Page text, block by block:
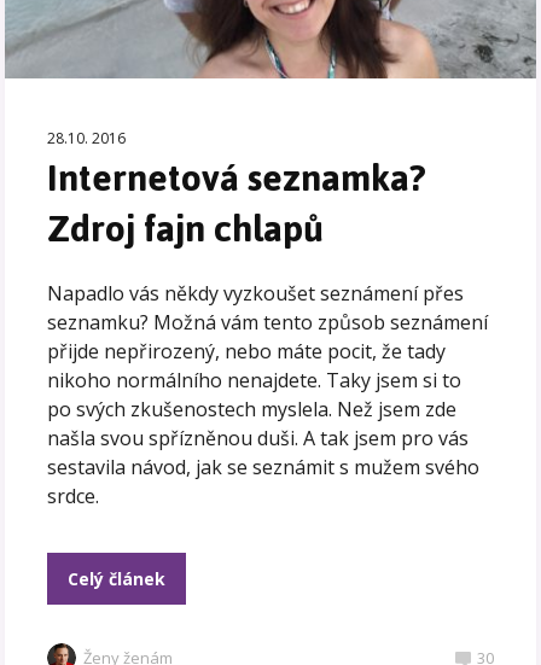
28.10. 2016
Internetová seznamka?
Zdroj fajn chlapů
Napadlo vás někdy vyzkoušet seznámení přes
seznamku? Možná vám tento způsob seznámení
přijde nepřirozený, nebo máte pocit, že tady
nikoho normálního nenajdete. Taky jsem si to
po svých zkušenostech myslela. Než jsem zde
našla svou spřízněnou duši. A tak jsem pro vás
sestavila návod, jak se seznámit s mužem svého
srdce.
Celý článek
Ženy ženám 30